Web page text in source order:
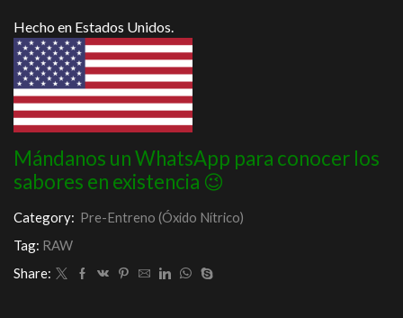
Hecho en Estados Unidos.
Mándanos un WhatsApp para conocer los
sabores en existencia 😉
Category: Pre-Entreno (Óxido Nítrico)
Tag: RAW
Share: